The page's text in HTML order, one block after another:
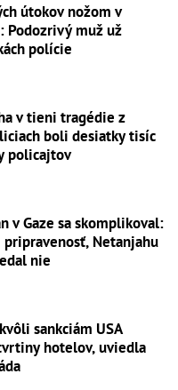
útokov nožom v
Podozrivý muž už
polície
v tieni tragédie z
boli desiatky tisíc
policajtov
v Gaze sa skomplikoval:
pripravenosť, Netanjahu
nie
sankciám USA
hotelov, uviedla